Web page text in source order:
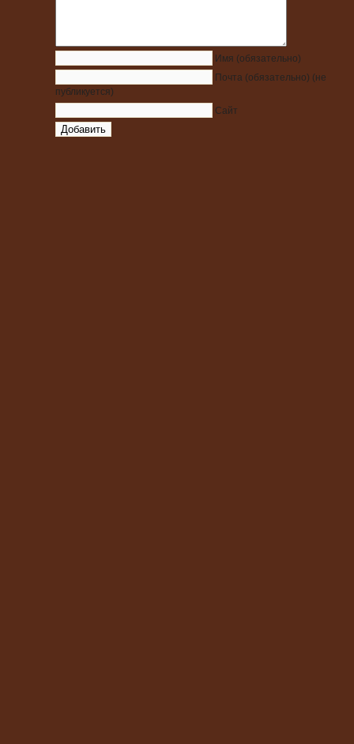
Имя (обязательно)
Почта (обязательно) (не
публикуется)
Сайт